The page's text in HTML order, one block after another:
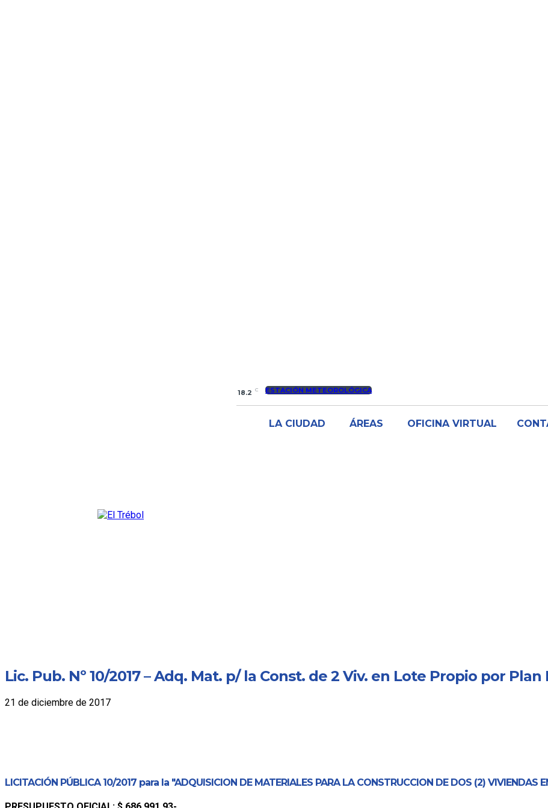
18.2 C ESTACIÓN METEOROLÓGICA
LA CIUDAD ÁREAS OFICINA VIRTUAL
Lic. Pub. Nº 10/2017 – Adq. Mat. p/ la Const. de 2 Viv. en Lote Propio por Plan
21 de diciembre de 2017
LICITACIÓN PÚBLICA 10/2017 para la "ADQUISICION DE MATERIALES PARA LA CONSTRUCCION DE DOS (2) VIVIENDAS